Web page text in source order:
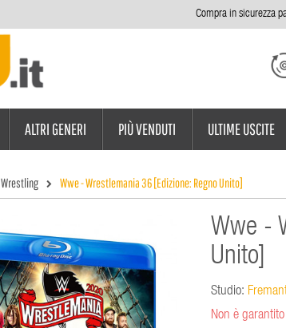
Compra in sicurezza
ALTRI GENERI PIÙ VENDUTI ULTIME USCITE
Wrestling Wwe - Wrestlemania 36 [Edizione: Regno Unito]
Wwe -
Unito]
Studio:
Non è